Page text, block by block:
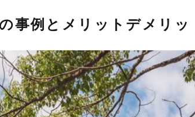
事例とメリットデメリッ